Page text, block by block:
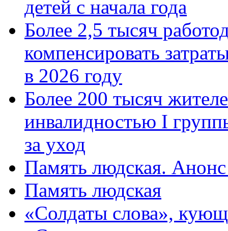
детей с начала года
Более 2,5 тысяч
компенсировать
в 2026 году
Более 200 тысяч
инвалидностью I
за уход
Память людская.
Память людская
«Солдаты слова»,